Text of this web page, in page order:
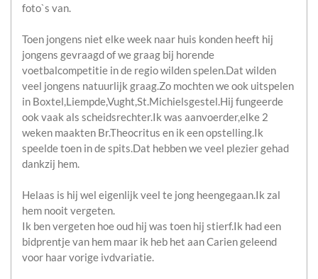
foto`s van.
Toen jongens niet elke week naar huis konden heeft hij
jongens gevraagd of we graag bij horende
voetbalcompetitie in de regio wilden spelen.Dat wilden
veel jongens natuurlijk graag.Zo mochten we ook uitspelen
in Boxtel,Liempde,Vught,St.Michielsgestel.Hij fungeerde
ook vaak als scheidsrechter.Ik was aanvoerder,elke 2
weken maakten Br.Theocritus en ik een opstelling.Ik
speelde toen in de spits.Dat hebben we veel plezier gehad
dankzij hem.
Helaas is hij wel eigenlijk veel te jong heengegaan.Ik zal
hem nooit vergeten.
Ik ben vergeten hoe oud hij was toen hij stierf.Ik had een
bidprentje van hem maar ik heb het aan Carien geleend
voor haar vorige ivdvariatie.